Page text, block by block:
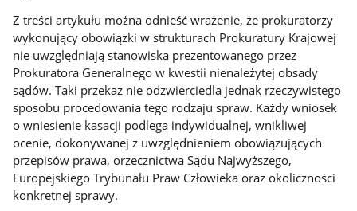
Z treści artykułu można odnieść wrażenie, że prokuratorzy
wykonujący obowiązki w strukturach Prokuratury Krajowej
nie uwzględniają stanowiska prezentowanego przez
Prokuratora Generalnego w kwestii nienależytej obsady
sądów. Taki przekaz nie odzwierciedla jednak rzeczywistego
sposobu procedowania tego rodzaju spraw. Każdy wniosek
o wniesienie kasacji podlega indywidualnej, wnikliwej
ocenie, dokonywanej z uwzględnieniem obowiązujących
przepisów prawa, orzecznictwa Sądu Najwyższego,
Europejskiego Trybunału Praw Człowieka oraz okoliczności
konkretnej sprawy.